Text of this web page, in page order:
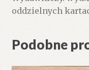
oddzielnych
Podobne